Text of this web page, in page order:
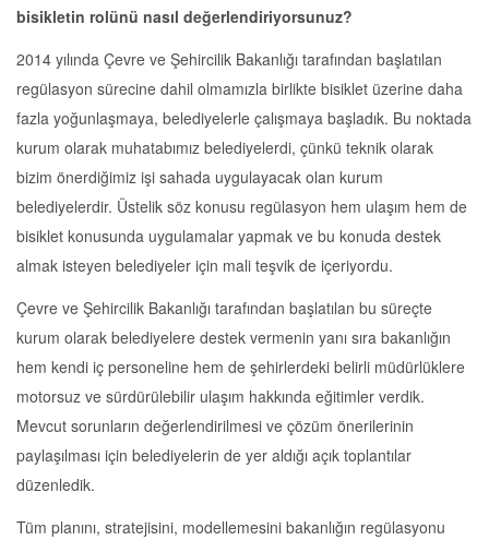
bisikletin rolünü nasıl değerlendiriyorsunuz?
2014 yılında Çevre ve Şehircilik Bakanlığı tarafından başlatılan
regülasyon sürecine dahil olmamızla birlikte bisiklet üzerine daha
fazla yoğunlaşmaya, belediyelerle çalışmaya başladık. Bu noktada
kurum olarak muhatabımız belediyelerdi, çünkü teknik olarak
bizim önerdiğimiz işi sahada uygulayacak olan kurum
belediyelerdir. Üstelik söz konusu regülasyon hem ulaşım hem de
bisiklet konusunda uygulamalar yapmak ve bu konuda destek
almak isteyen belediyeler için mali teşvik de içeriyordu.
Çevre ve Şehircilik Bakanlığı tarafından başlatılan bu süreçte
kurum olarak belediyelere destek vermenin yanı sıra bakanlığın
hem kendi iç personeline hem de şehirlerdeki belirli müdürlüklere
motorsuz ve sürdürülebilir ulaşım hakkında eğitimler verdik.
Mevcut sorunların değerlendirilmesi ve çözüm önerilerinin
paylaşılması için belediyelerin de yer aldığı açık toplantılar
düzenledik.
Tüm planını, stratejisini, modellemesini bakanlığın regülasyonu